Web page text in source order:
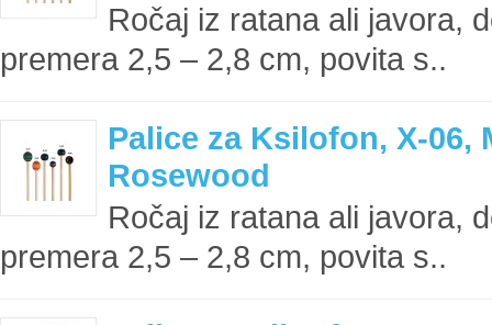
Ročaj iz ratana ali javora,
premera 2,5 – 2,8 cm, povita s..
Palice za Ksilofon, X-06,
Rosewood
Ročaj iz ratana ali javora,
premera 2,5 – 2,8 cm, povita s..